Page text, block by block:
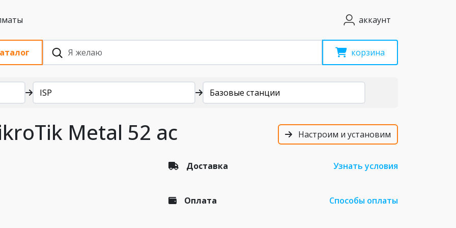
НДС, Алматы аккаунт
корзина
ISP Базовые станции
Metal 52 ac Настроим и установим
Доставка Узнать условия
Оплата Способы оплаты